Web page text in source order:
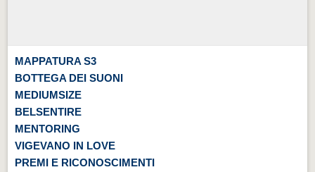
MAPPATURA S3
BOTTEGA DEI SUONI
MEDIUMSIZE
BELSENTIRE
MENTORING
VIGEVANO IN LOVE
PREMI E RICONOSCIMENTI